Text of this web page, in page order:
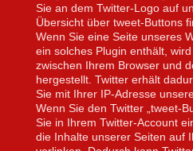
Sie an dem Twitter-Logo auf
Übersicht über tweet-Buttons
Wenn Sie eine Seite unseres
ein solches Plugin enthält,
zwischen Ihrem Browser und
hergestellt. Twitter erhält
Sie mit Ihrer IP-Adresse
Wenn Sie den Twitter „tweet-
Sie in Ihrem Twitter-Account
die Inhalte unserer Seiten auf